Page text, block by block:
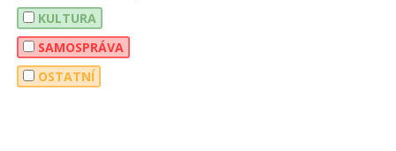
KULTURA
SAMOSPRÁVA
OSTATNÍ